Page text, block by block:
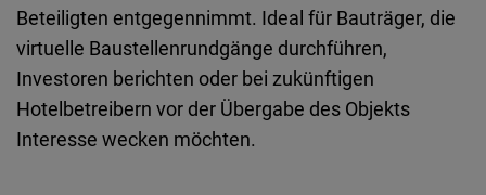
Beteiligten entgegennimmt. Ideal für Bauträger, die
virtuelle Baustellenrundgänge durchführen,
Investoren berichten oder bei zukünftigen
Hotelbetreibern vor der Übergabe des Objekts
Interesse wecken möchten.